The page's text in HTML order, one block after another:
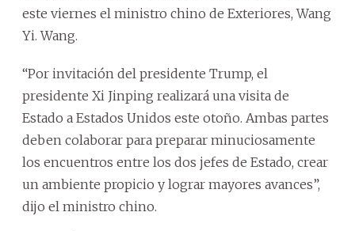
este viernes el ministro chino de Exteriores, Wang
Yi. Wang.
“Por invitación del presidente Trump, el
presidente Xi Jinping realizará una visita de
Estado a Estados Unidos este otoño. Ambas partes
deben colaborar para preparar minuciosamente
los encuentros entre los dos jefes de Estado, crear
un ambiente propicio y lograr mayores avances”,
dijo el ministro chino.